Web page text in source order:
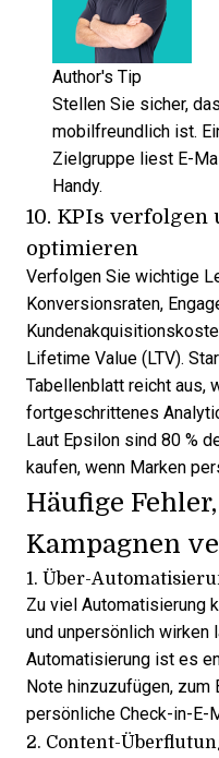
Author's Tip
Stellen Sie sicher,
mobilfreundlich ist.
Zielgruppe liest E-
Handy.
10. KPIs
optimieren
Verfolgen Sie wichtige
Konversionsraten,
Lifetime Value (LTV).
Tabellenblatt reicht aus,
fortgeschrittenes
Laut Epsilon sind 80 %
kaufen, wenn Marken
Häufige
Kampagnen
1. Über-
Zu viel Automatisierung
und unpersönlich wirken
Automatisierung ist es
Note hinzuzufügen,
persönliche Check-in-E-
2. Content-